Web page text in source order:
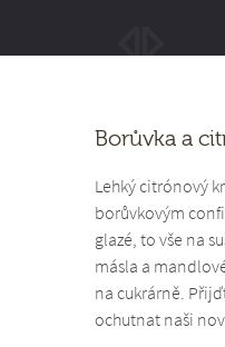
Borůvka a
Lehký citrónový
borůvkovým
glazé, to vše na
másla a
na cukrárně.
ochutnat naši